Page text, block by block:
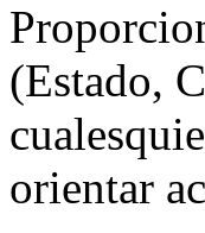
(Estado,
orientar